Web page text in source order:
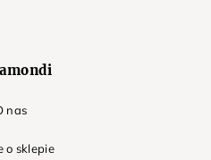
nas
o sklepie